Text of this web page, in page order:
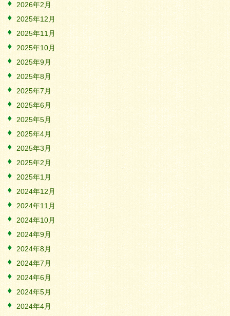
2026年2月
2025年12月
2025年11月
2025年10月
2025年9月
2025年8月
2025年7月
2025年6月
2025年5月
2025年4月
2025年3月
2025年2月
2025年1月
2024年12月
2024年11月
2024年10月
2024年9月
2024年8月
2024年7月
2024年6月
2024年5月
2024年4月